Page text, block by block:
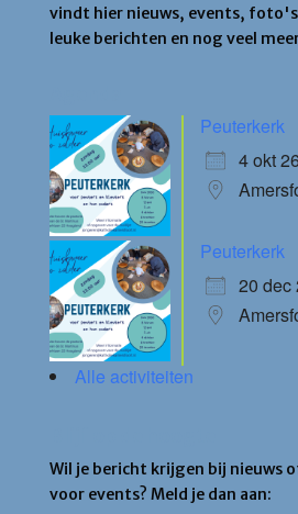
vindt hier nieuws, events,
leuke berichten en nog veel
Peuterkerk
4 okt
Peuterkerk
20 dec
Alle activiteiten
Wil je bericht krijgen bij nieuws
voor events? Meld je dan aan: